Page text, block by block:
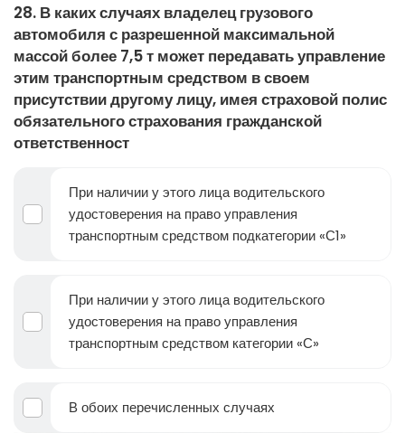
28. В каких случаях владелец грузового
автомобиля с разрешенной максимальной
массой более 7,5 т может передавать управление
этим транспортным средством в своем
присутствии другому лицу, имея страховой полис
обязательного страхования гражданской
ответственност
При наличии у этого лица водительского
удостоверения на право управления
транспортным средством подкатегории «С1»
При наличии у этого лица водительского
удостоверения на право управления
транспортным средством категории «С»
В обоих перечисленных случаях